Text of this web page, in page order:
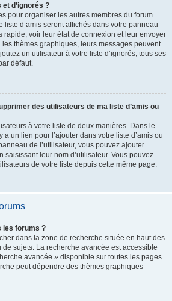
d’ignorés ?
pour organiser les autres membres du forum.
liste d’amis seront affichés dans votre panneau
rapide, voir leur état de connexion et leur envoyer
thèmes graphiques, leurs messages peuvent
un utilisateur à votre liste d’ignorés, tous ses
défaut.
des utilisateurs de ma liste d’amis ou
à votre liste de deux manières. Dans le
un lien pour l’ajouter dans votre liste d’amis ou
de l’utilisateur, vous pouvez ajouter
saisissant leur nom d’utilisateur. Vous pouvez
de votre liste depuis cette même page.
les forums ?
dans la zone de recherche située en haut des
de sujets. La recherche avancée est accessible
avancée » disponible sur toutes les pages
peut dépendre des thèmes graphiques